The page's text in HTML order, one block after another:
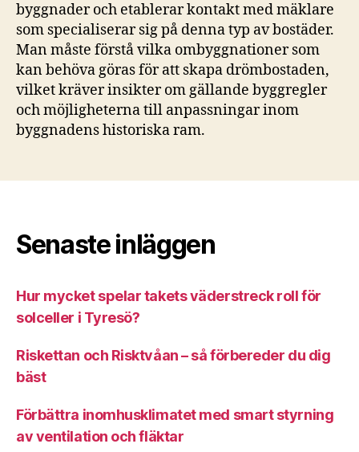
byggnader och etablerar kontakt med mäklare
som specialiserar sig på denna typ av bostäder.
Man måste förstå vilka ombyggnationer som
kan behöva göras för att skapa drömbostaden,
vilket kräver insikter om gällande byggregler
och möjligheterna till anpassningar inom
byggnadens historiska ram.
Senaste inläggen
Hur mycket spelar takets väderstreck roll för
solceller i Tyresö?
Riskettan och Risktvåan – så förbereder du dig
bäst
Förbättra inomhusklimatet med smart styrning
av ventilation och fläktar